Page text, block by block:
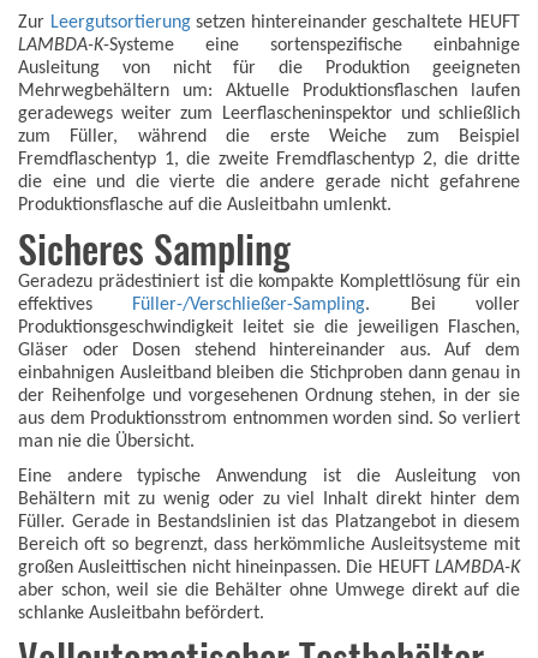
Zur Leergutsortierungsetzen hintereinander geschaltete HEUFT
LAMBDA-K-Systeme eine sortenspezifische einbahnige
Ausleitung von nicht für die Produktion geeigneten
Mehrwegbehältern um: Aktuelle Produktionsflaschen laufen
geradewegs weiter zum Leerflascheninspektor und schließlich
zum Füller, während die erste Weiche zum Beispiel
Fremdflaschentyp 1, die zweite Fremdflaschentyp 2, die dritte
die eine und die vierte die andere gerade nicht gefahrene
Produktionsflasche auf die Ausleitbahn umlenkt.
Sicheres Sampling
Geradezu prädestiniert ist die kompakte Komplettlösung für ein
effektives Füller-/Verschließer-Sampling. Bei voller
Produktionsgeschwindigkeit leitet sie die jeweiligen Flaschen,
Gläser oder Dosen stehend hintereinander aus. Auf dem
einbahnigen Ausleitband bleiben die Stichproben dann genau in
der Reihenfolge und vorgesehenen Ordnung stehen, in der sie
aus dem Produktionsstrom entnommen worden sind. So verliert
man nie die Übersicht.
Eine andere typische Anwendung ist die Ausleitung von
Behältern mit zu wenig oder zu viel Inhalt direkt hinter dem
Füller. Gerade in Bestandslinien ist das Platzangebot in diesem
Bereich oft so begrenzt, dass herkömmliche Ausleitsysteme mit
großen Ausleittischen nicht hineinpassen. Die HEUFT LAMBDA-K
aber schon, weil sie die Behälter ohne Umwege direkt auf die
schlanke Ausleitbahn befördert.